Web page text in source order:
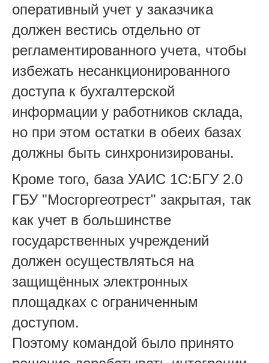
оперативный учет у заказчика
должен вестись отдельно от
регламентированного учета, чтобы
избежать несанкционированного
доступа к бухгалтерской
информации у работников склада,
но при этом остатки в обеих базах
должны быть синхронизированы.
Кроме того, база УАИС 1С:БГУ 2.0
ГБУ "Мосгоргеотрест" закрытая, так
как учет в большинстве
государственных учреждений
должен осуществляться на
защищённых электронных
площадках с ограниченным
доступом.
Поэтому командой было принято